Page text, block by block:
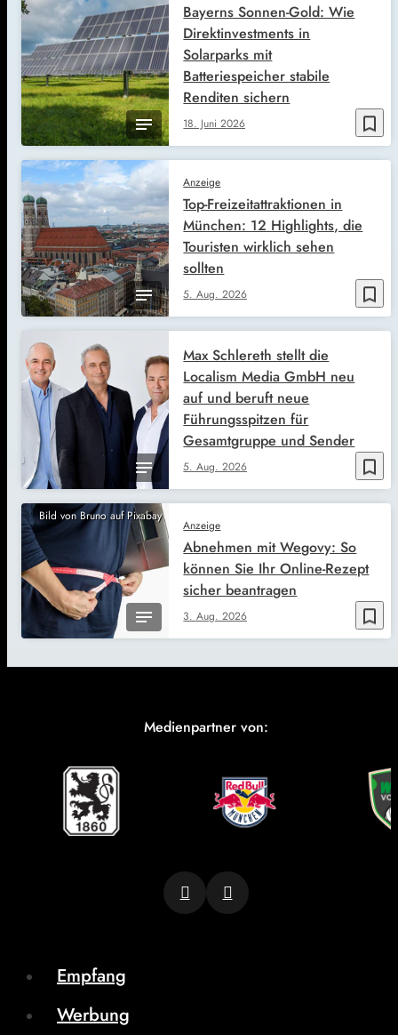
bookmark_border
18. Juni 2026
Bayerns Sonnen-Gold: Wie
Direktinvestments in
Solarparks mit
Batteriespeicher stabile
Renditen sichern
bookmark_border
Anzeige
5. Aug. 2026
Top-Freizeitattraktionen in
München: 12 Highlights, die
Touristen wirklich sehen
sollten
bookmark_border
5. Aug. 2026
Max Schlereth stellt die
Localism Media GmbH neu
auf und beruft neue
Führungsspitzen für
Gesamtgruppe und Sender
Bild von Bruno auf Pixabay
bookmark_border
Anzeige
3. Aug. 2026
Abnehmen mit Wegovy: So
können Sie Ihr Online-Rezept
sicher beantragen
Medienpartner von:
Empfang
Werbung